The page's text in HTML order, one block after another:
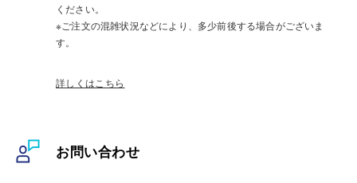
ください。
※ご注文の混雑状況などにより、多少前後する場合がございま
す。
詳しくはこちら
お問い合わせ